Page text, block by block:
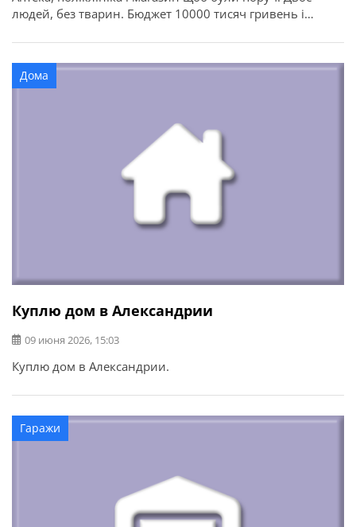
людей, без тварин. Бюджет 10000 тисяч гривень і
Дома
Куплю дом в Александрии
09 июня 2026, 15:03
Куплю дом в Александрии.
Гаражи